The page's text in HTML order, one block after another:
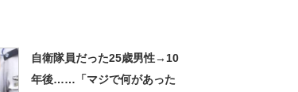
自衛隊員だった25歳男性→10
年後……「マジで何があった